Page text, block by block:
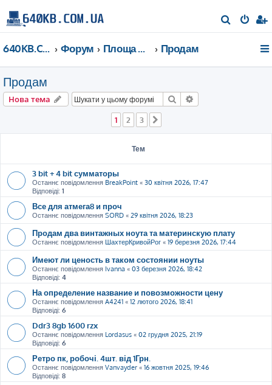
о
640KB.COM.UA Форум Площа Ринок Продам
Продам
Нова тема Пошук
1 2 3
Тем
3 bit + 4 bit сумматоры
Останнє повідомлення BreakPoint « 30 квітня 2026, 17:47
Відповіді: 1
Все для атмега8 и проч
Останнє повідомлення SORD « 29 квітня 2026, 18:23
Продам два винтажных ноута та материнскую плату
Останнє повідомлення ШахтерКривойРог « 19 березня 2026, 17:44
Имеют ли ценость в таком состоянии ноуты
Останнє повідомлення Ivanna « 03 березня 2026, 18:42
Відповіді: 4
На определение название и повозможности цену
Останнє повідомлення A4241 « 12 лютого 2026, 18:41
Відповіді: 6
Ddr3 8gb 1600 rzx
Останнє повідомлення Lordasus « 02 грудня 2025, 21:19
Відповіді: 6
Ретро пк, робочі. 4шт. від 1Грн.
Останнє повідомлення Vanvayder « 16 жовтня 2025, 19:46
Відповіді: 8